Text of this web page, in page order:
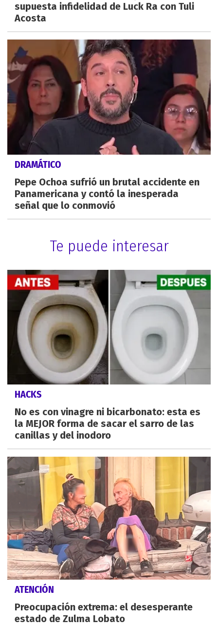
supuesta infidelidad de Luck Ra con Tuli
Acosta
DRAMÁTICO
Pepe Ochoa sufrió un brutal accidente en
Panamericana y contó la inesperada
señal que lo conmovió
Te puede interesar
HACKS
No es con vinagre ni bicarbonato: esta es
la MEJOR forma de sacar el sarro de las
canillas y del inodoro
ATENCIÓN
Preocupación extrema: el desesperante
estado de Zulma Lobato